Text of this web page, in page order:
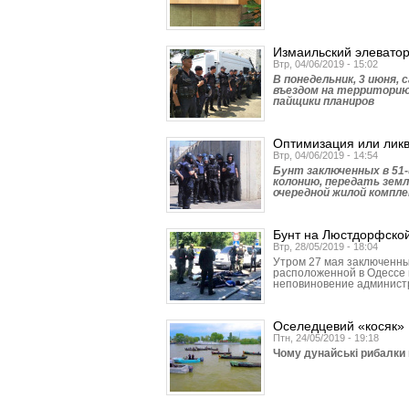
Измаильский
Втр, 04/06/2019 - 15:02
В понедельник, 3
въездом на
пайщики планиров
Оптимизация или
Втр, 04/06/2019 - 14:54
Бунт заключенных в
колонию, передать
очередной жилой
Бунт на
Втр, 28/05/2019 - 18:04
Утром 27 мая
расположенной в Одессе
неповиновение
Оселедцевий «косяк»
Птн, 24/05/2019 - 19:18
Чому дунайські